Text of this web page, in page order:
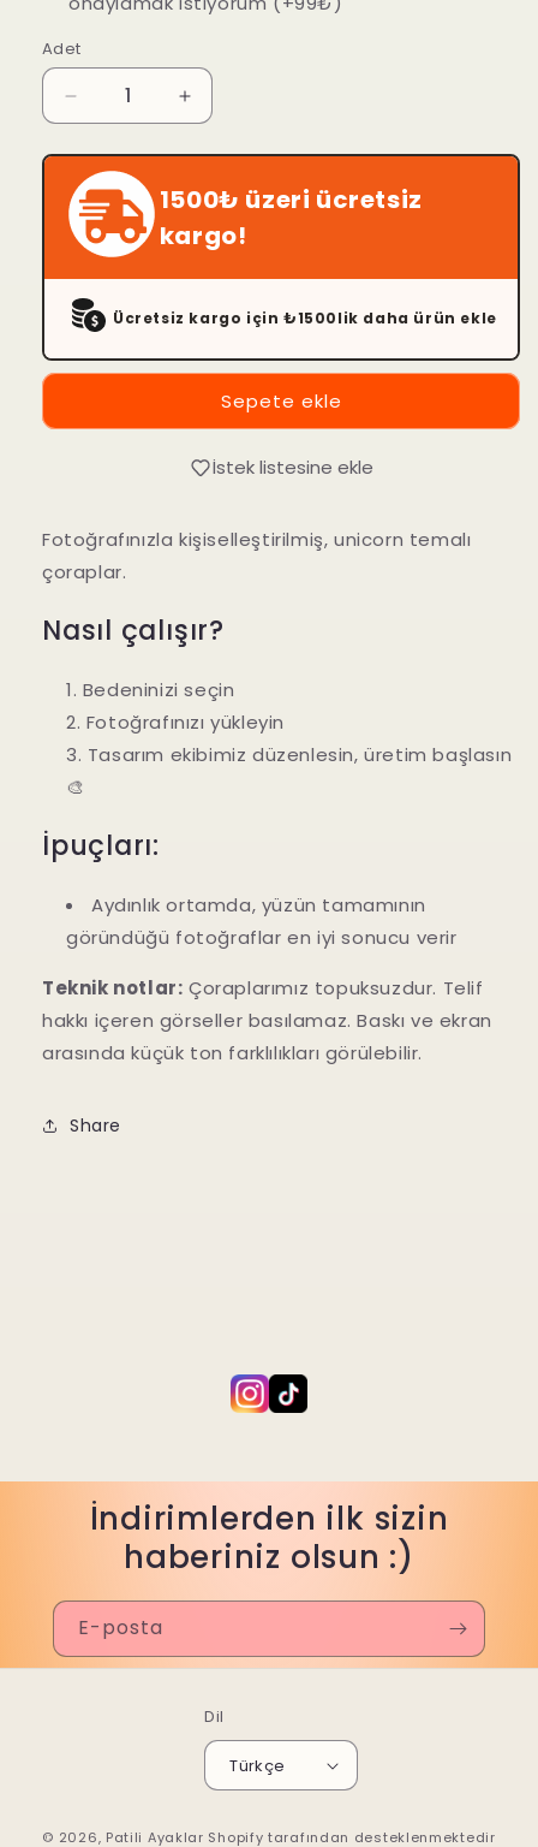
Adet
Unicorn
Çoraplar
için
adedi
azaltın
Unicorn
Çoraplar
için
artırın
1500₺ üzeri ücretsiz
kargo!
Ücretsiz kargo için ₺1500lik daha ürün ekle
Sepete ekle
İstek listesine ekle
Fotoğrafınızla kişiselleştirilmiş, unicorn temalı
çoraplar.
Nasıl çalışır?
Bedeninizi seçin
Fotoğrafınızı yükleyin
Tasarım ekibimiz düzenlesin, üretim başlasın
🎨
İpuçları:
Aydınlık ortamda, yüzün tamamının
göründüğü fotoğraflar en iyi sonucu verir
Teknik notlar: Çoraplarımız topuksuzdur. Telif
hakkı içeren görseller basılamaz. Baskı ve ekran
arasında küçük ton farklılıkları görülebilir.
Share
İndirimlerden ilk sizin
haberiniz olsun :)
E-posta
Dil
Türkçe
© 2026, Patili Ayaklar Shopify tarafından desteklenmektedir
Hesabınıza giriş yaparak ürünleri istek
listenize ekleyebilir ve daha önce
kaydettiğiniz ürünleri görüntüleyebilirsiniz.
Giriş yapmak